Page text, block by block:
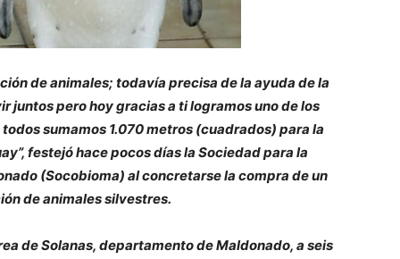
de animales; todavía precisa de la ayuda de la
juntos pero hoy gracias a ti logramos uno de los
sumamos 1.070 metros (cuadrados) para la
festejó hace pocos días la Sociedad para la
(Socobioma) al concretarse la compra de un
de animales silvestres.
de Solanas, departamento de Maldonado, a seis